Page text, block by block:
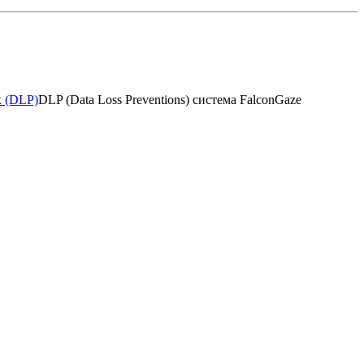
(DLP)DLP (Data Loss Preventions) система FalconGaze